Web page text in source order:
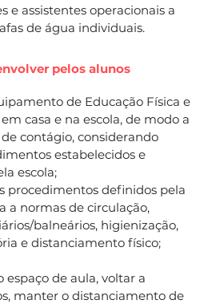
e assistentes operacionais a
de água individuais.
pelos alunos
de Educação Física e
casa e na escola, de modo a
contágio, considerando
estabelecidos e
escola;
procedimentos definidos pela
a normas de circulação,
balneários, higienização,
e distanciamento físico;
espaço de aula, voltar a
manter o distanciamento de